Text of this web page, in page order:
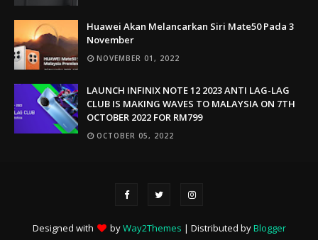
Huawei Akan Melancarkan Siri Mate50 Pada 3
November
NOVEMBER 01, 2022
LAUNCH INFINIX NOTE 12 2023 ANTI LAG-LAG
CLUB IS MAKING WAVES TO MALAYSIA ON 7TH
OCTOBER 2022 FOR RM799
OCTOBER 05, 2022
Designed with byWay2Themes | Distributed byBlogger